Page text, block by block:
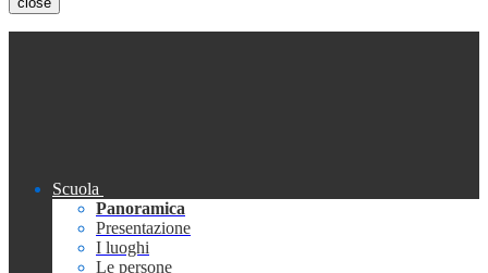
Scuola
Panoramica
Presentazione
I luoghi
Le persone